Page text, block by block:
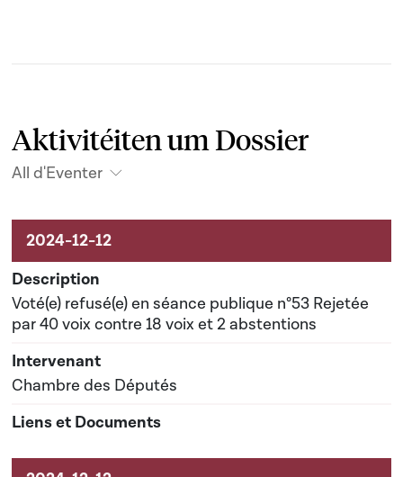
Aktivitéiten um Dossier
All d'Eventer
Aktivitéiten um Dossier
Voté(e) refusé(e) en séance publique n°53 Rejetée
par 40 voix contre 18 voix et 2 abstentions
Chambre des Députés